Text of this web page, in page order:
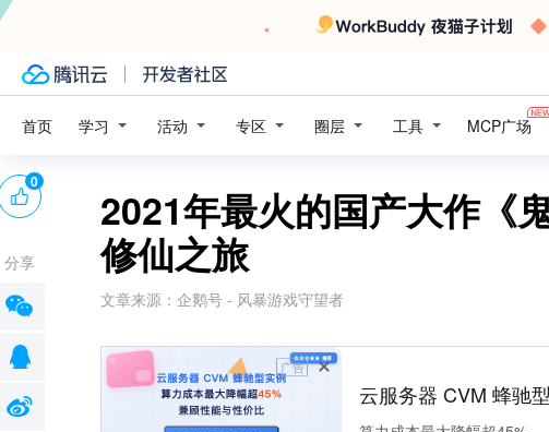
首页 学习 活动 专区 圈层 工具 MCP广场
2021年最火的国产大作《
修仙之旅
文章来源： 企鹅号 - 风暴游戏守望者
广告
云服务器 CVM 蜂驰
0
分享